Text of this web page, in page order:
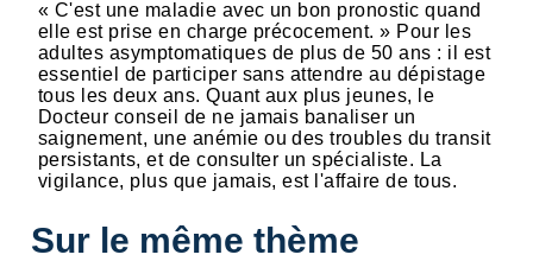
« C'est une maladie avec un bon pronostic quand
elle est prise en charge précocement. » Pour les
adultes asymptomatiques de plus de 50 ans : il est
essentiel de participer sans attendre au dépistage
tous les deux ans. Quant aux plus jeunes, le
Docteur conseil de ne jamais banaliser un
saignement, une anémie ou des troubles du transit
persistants, et de consulter un spécialiste. La
vigilance, plus que jamais, est l'affaire de tous.
Sur le même thème